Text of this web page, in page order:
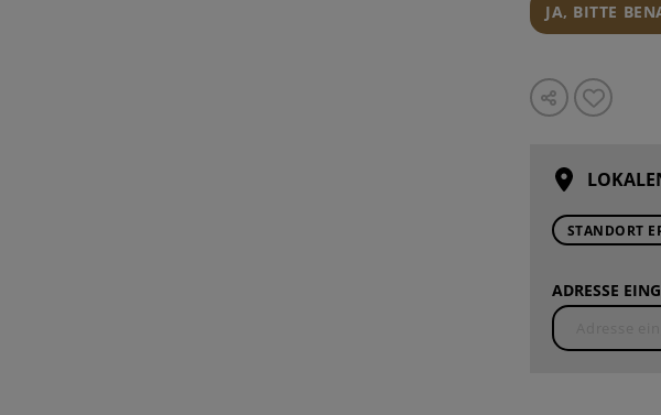
JA, BITTE
STANDORT
ADRESSE